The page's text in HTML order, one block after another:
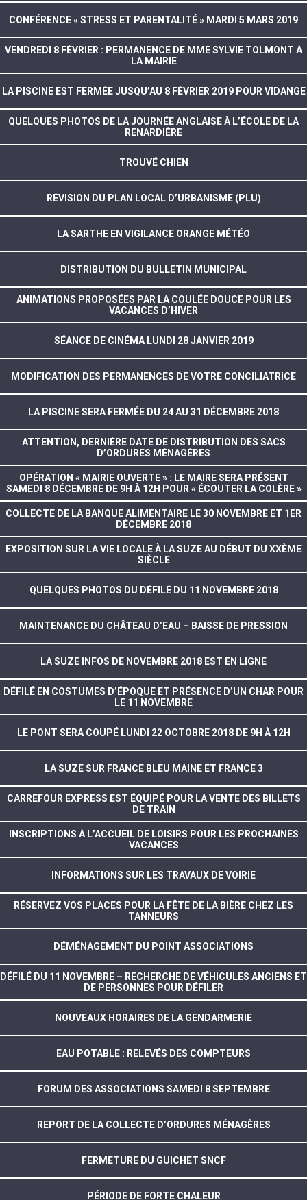
CONFÉRENCE « STRESS ET PARENTALITÉ » MARDI 5 MARS 2019
VENDREDI 8 FÉVRIER : PERMANENCE DE MME SYLVIE TOLMONT À
LA MAIRIE
LA PISCINE EST FERMÉE JUSQU’AU 8 FÉVRIER 2019 POUR VIDANGE
QUELQUES PHOTOS DE LA JOURNÉE ANGLAISE À L’ÉCOLE DE LA
RENARDIÈRE
TROUVÉ CHIEN
RÉVISION DU PLAN LOCAL D’URBANISME (PLU)
LA SARTHE EN VIGILANCE ORANGE MÉTÉO
DISTRIBUTION DU BULLETIN MUNICIPAL
ANIMATIONS PROPOSÉES PAR LA COULÉE DOUCE POUR LES
VACANCES D’HIVER
SÉANCE DE CINÉMA LUNDI 28 JANVIER 2019
MODIFICATION DES PERMANENCES DE VOTRE CONCILIATRICE
LA PISCINE SERA FERMÉE DU 24 AU 31 DÉCEMBRE 2018
ATTENTION, DERNIÈRE DATE DE DISTRIBUTION DES SACS
D’ORDURES MÉNAGÈRES
OPÉRATION « MAIRIE OUVERTE » : LE MAIRE SERA PRÉSENT
SAMEDI 8 DÉCEMBRE DE 9H À 12H POUR « ÉCOUTER LA COLÈRE »
COLLECTE DE LA BANQUE ALIMENTAIRE LE 30 NOVEMBRE ET 1ER
DÉCEMBRE 2018
EXPOSITION SUR LA VIE LOCALE À LA SUZE AU DÉBUT DU XXÈME
SIÈCLE
QUELQUES PHOTOS DU DÉFILÉ DU 11 NOVEMBRE 2018
MAINTENANCE DU CHÂTEAU D’EAU – BAISSE DE PRESSION
LA SUZE INFOS DE NOVEMBRE 2018 EST EN LIGNE
DÉFILÉ EN COSTUMES D’ÉPOQUE ET PRÉSENCE D’UN CHAR POUR
LE 11 NOVEMBRE
LE PONT SERA COUPÉ LUNDI 22 OCTOBRE 2018 DE 9H À 12H
LA SUZE SUR FRANCE BLEU MAINE ET FRANCE 3
CARREFOUR EXPRESS EST ÉQUIPÉ POUR LA VENTE DES BILLETS
DE TRAIN
INSCRIPTIONS À L’ACCUEIL DE LOISIRS POUR LES PROCHAINES
VACANCES
INFORMATIONS SUR LES TRAVAUX DE VOIRIE
RÉSERVEZ VOS PLACES POUR LA FÊTE DE LA BIÈRE CHEZ LES
TANNEURS
DÉMÉNAGEMENT DU POINT ASSOCIATIONS
DÉFILÉ DU 11 NOVEMBRE – RECHERCHE DE VÉHICULES ANCIENS ET
DE PERSONNES POUR DÉFILER
NOUVEAUX HORAIRES DE LA GENDARMERIE
EAU POTABLE : RELEVÉS DES COMPTEURS
FORUM DES ASSOCIATIONS SAMEDI 8 SEPTEMBRE
REPORT DE LA COLLECTE D’ORDURES MÉNAGÈRES
FERMETURE DU GUICHET SNCF
PÉRIODE DE FORTE CHALEUR